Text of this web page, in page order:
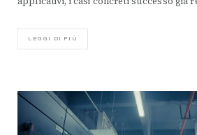
LEGGI DI PIÙ